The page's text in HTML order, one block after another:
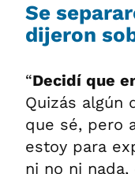
Se
dijeron
“Decidí que
Quizás algún
que sé, pero
estoy para
ni no ni